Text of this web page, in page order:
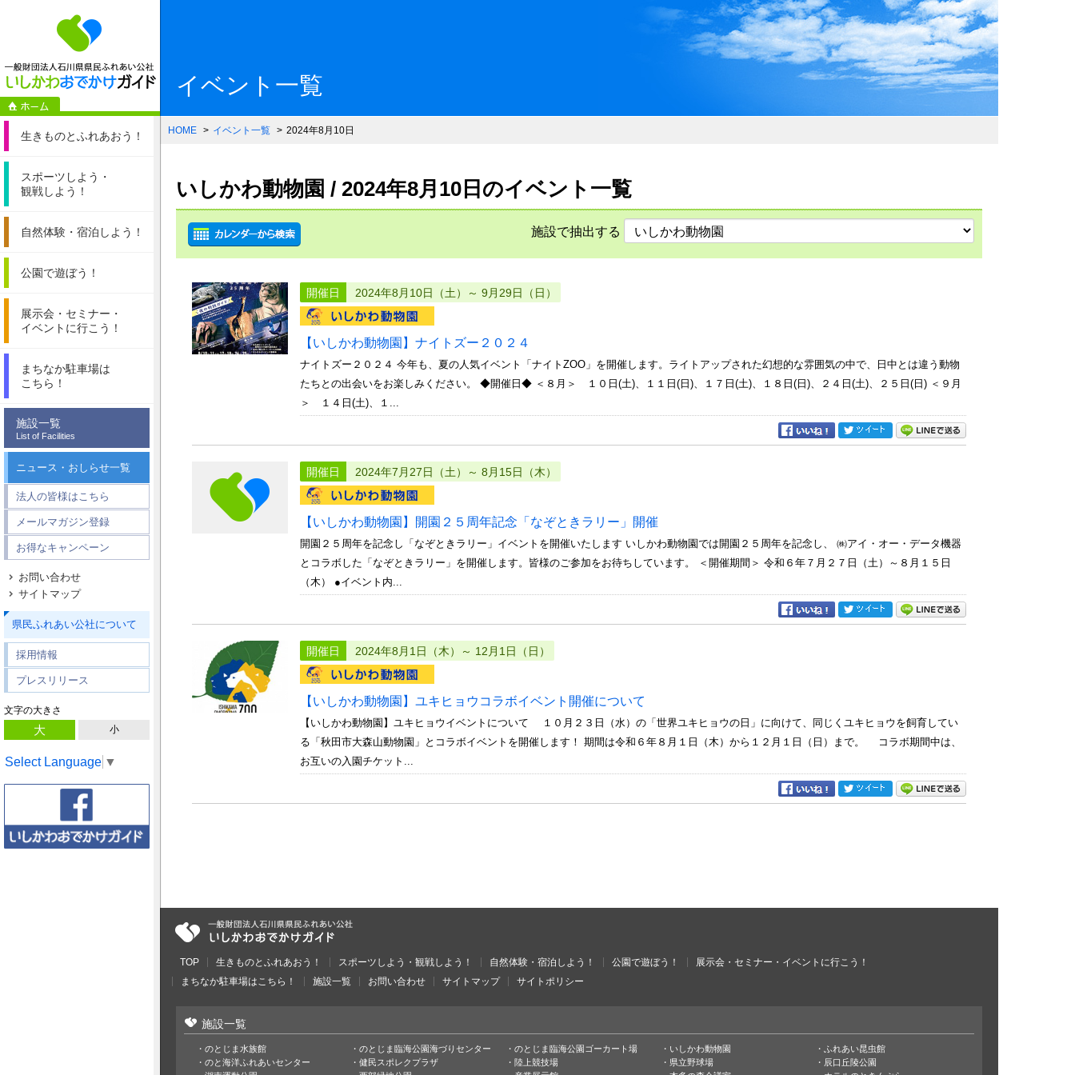
一般財団法人石川県県民ふれあい公社 いしかわおでかけガイド
生きものとふれあおう！
スポーツしよう・
観戦しよう！
自然体験・ 宿泊しよう！
公園で遊ぼう！
展示会・セミナー・
イベントに行こう！
まちなか駐車場は
こちら！
施設一覧
List of Facilities
ニュース・おしらせ一覧
法人の皆様はこちら
メールマガジン登録
お得なキャンペーン
お問い合わせ
サイトマップ
県民ふれあい公社について
採用情報
プレスリリース
文字の大きさ
大 小
Select Language ▼
イベント一覧
HOME イベント一覧 2024年8月10日
いしかわ動物園 / 2024年8月10日のイベント一覧
施設で抽出する
開催日 2024年8月10日（土）～ 9月29日（日）
【いしかわ動物園】ナイトズー２０２４
ナイトズー２０２４ 今年も、夏の人気イベント「ナイトZOO」を開催します。ライトアップされた幻想的な雰囲気の中で、日中とは違う動物
たちとの出会いをお楽しみください。 ◆開催日◆ ＜８月＞ １０日(土)、１１日(日)、１７日(土)、１８日(日)、２４日(土)、２５日(日) ＜９月
＞ １４日(土)、１...
開催日 2024年7月27日（土）～ 8月15日（木）
【いしかわ動物園】開園２５周年記念「なぞときラリー」開催
開園２５周年を記念し「なぞときラリー」イベントを開催いたします いしかわ動物園では開園２５周年を記念し、 ㈱アイ・オー・データ機器
とコラボした「なぞときラリー」を開催します。皆様のご参加をお待ちしています。 ＜開催期間＞ 令和６年７月２７日（土）～８月１５日
（木） ●イベント内...
開催日 2024年8月1日（木）～ 12月1日（日）
【いしかわ動物園】ユキヒョウコラボイベント開催について
【いしかわ動物園】ユキヒョウイベントについて １０月２３日（水）の「世界ユキヒョウの日」に向けて、同じくユキヒョウを飼育してい
る「秋田市大森山動物園」とコラボイベントを開催します！ 期間は令和６年８月１日（木）から１２月１日（日）まで。 コラボ期間中は、
お互いの入園チケット...
TOP 生きものとふれあおう！ スポーツしよう・観戦しよう！ 自然体験・宿泊しよう！ 公園で遊ぼう！
展示会・セミナー・イベントに行こう！
まちなか駐車場はこちら！
施設一覧 お問い合わせ サイトマップ サイトポリシー
施設一覧
のとじま水族館 のとじま臨海公園海づりセンター のとじま臨海公園ゴーカート場 いしかわ動物園
ふれあい昆虫館
のと海洋ふれあいセンター
健民スポレクプラザ 陸上競技場 県立野球場
辰口丘陵公園